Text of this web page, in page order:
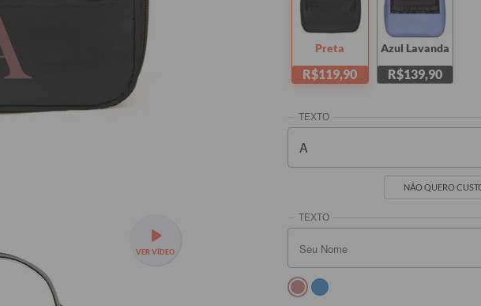
VER VÍDEO
Preta
R$119,90
Azul Lavanda
R$139,90
NÃO QUERO